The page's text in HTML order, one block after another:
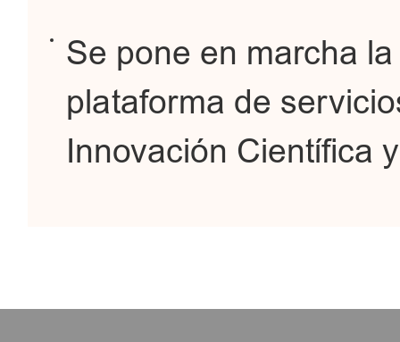
Se pone en marcha
plataforma de
Innovación Científica